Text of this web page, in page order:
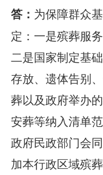
答： 为保障群众
定：一是殡葬服
二是国家制定基
存放、遗体告别
葬以及政府举办
安葬等纳入清单
政府民政部门会
加本行政区域殡